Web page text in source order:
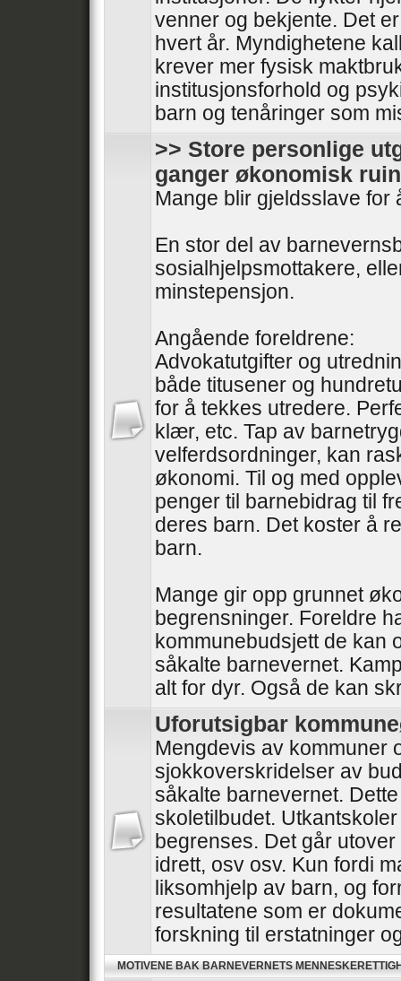
venner og bekjente. Det
hvert år. Myndighetene
krever mer fysisk
institusjonsforhold og
barn og tenåringer som
>> Store personlige
ganger økonomisk ruin
Mange blir gjeldsslave for
En stor del av
sosialhjelpsmottakere,
minstepensjon.
Angående foreldrene:
Advokatutgifter og
både titusener og
for å tekkes utredere.
klær, etc. Tap av
velferdsordninger, kan
økonomi. Til og med
penger til barnebidrag til
deres barn. Det koster å
barn.
Mange gir opp grunnet
begrensninger. Foreldre
kommunebudsjett de kan
såkalte barnevernet.
alt for dyr. Også de kan
Uforutsigbar
Mengdevis av kommuner
sjokkoverskridelser av
såkalte barnevernet.
skoletilbudet.
begrenses. Det går
idrett, osv osv. Kun fordi
liksomhjelp av barn, og
resultatene som er
forskning til erstatninger
MOTIVENE BAK BARNEVERNETS